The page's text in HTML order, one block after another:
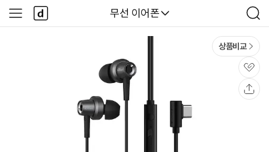
다나와
무선 이어폰
검
색
사
이
다
나
와
상품비교
관
심